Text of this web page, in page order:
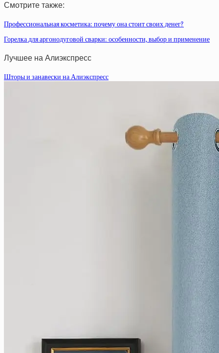
Смотрите также:
Профессиональная косметика: почему она стоит своих денег?
Горелка для аргонодуговой сварки: особенности, выбор и применение
Лучшее на Алиэкспресс
Шторы и занавески на Алиэкспресс